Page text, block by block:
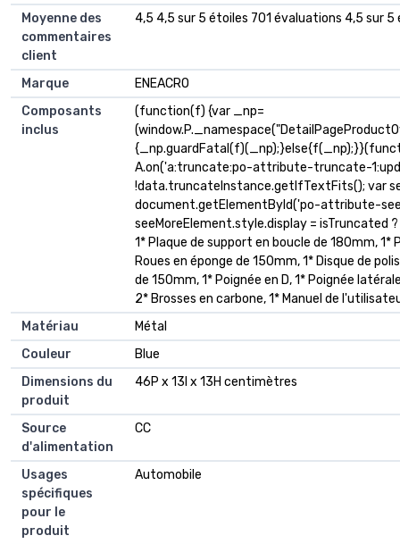
Moyenne des
commentaires
client
4,5 4,5 sur 5 étoiles 701 évaluations 4,5 sur 5
Marque
ENEACRO
Composants
inclus
(function(f) {var _np=
A.on('a:truncate:po-attribute-truncate-
!data.truncateInstance.getIfTextFits(); var
document.getElementById('po-attribute-
seeMoreElement.style.display = isTruncated
1* Plaque de support en boucle de 180mm,
Roues en éponge de 150mm, 1* Disque de
de 150mm, 1* Poignée en D, 1* Poignée
2* Brosses en carbone, 1* Manuel de
Matériau
Métal
Couleur
Blue
Dimensions du
produit
46P x 13l x 13H centimètres
Source
d'alimentation
CC
Usages
spécifiques
pour le
produit
Automobile